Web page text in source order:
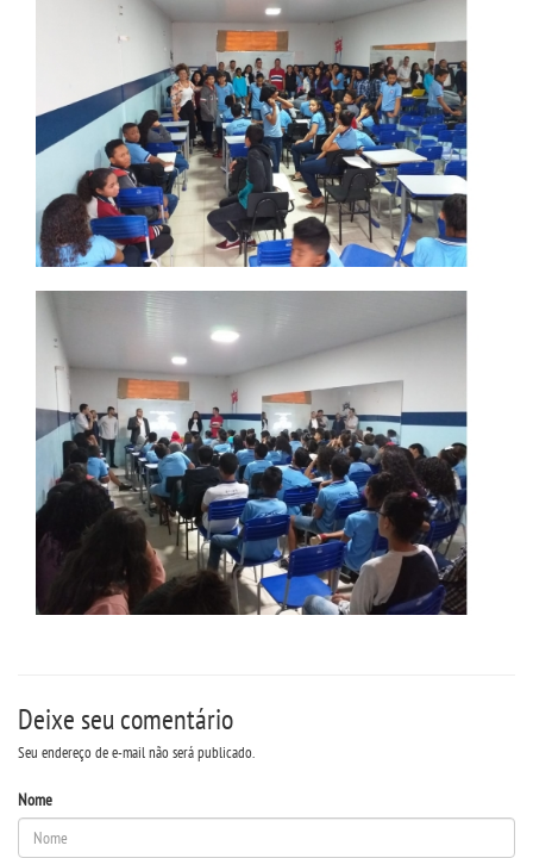
IMPRENSA
TRABALHE CONOSCO
OUVIDORIA
Deixe seu comentário
Seu endereço de e-mail não será publicado.
Nome